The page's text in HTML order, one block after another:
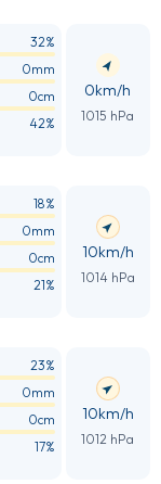
32%
0mm
0cm
42%
0km/h
1015 hPa
18%
0mm
0cm
21%
10km/h
1014 hPa
23%
0mm
0cm
17%
10km/h
1012 hPa